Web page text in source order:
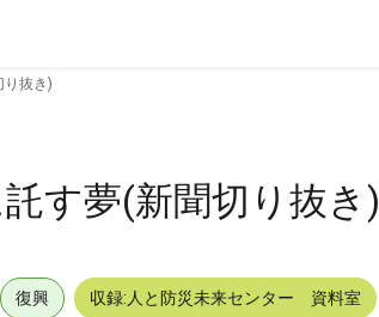
抜き)
す夢(新聞切り抜き)
復興 収録:人と防災未来センター 資料室